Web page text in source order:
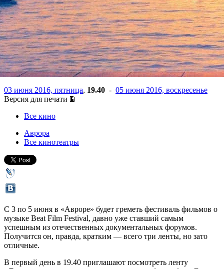
Beat Film Festival покажет
фильмы о Дженис Джоплин,
цирке, Орхане Памуке и его
Стамбуле
03 июня 2016, пятница, 19.40 - 05 июня 2016, воскресенье
Версия для печати
Все кино
Аврора
Все кинотеатры
С 3 по 5 июня в «Авроре» будет греметь фестиваль фильмов о
музыке Beat Film Festival, давно уже ставший самым
успешным из отечественных документальных форумов.
Получится он, правда, кратким — всего три ленты, но зато
отличные.
В первый день в 19.40 приглашают посмотреть ленту